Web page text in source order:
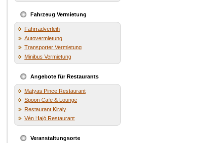
Fahrzeug Vermietung
Fahrradverleih
Autovermietung
Transporter Vermietung
Minibus Vermietung
Angebote für Restaurants
Matyas Pince Restaurant
Spoon Cafe & Lounge
Restaurant Kiraly
Vén Hajó Restaurant
Veranstaltungsorte